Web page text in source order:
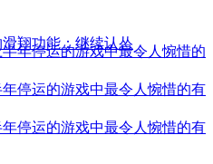
翔功能：继续认怂
停运的游戏中最令人惋惜的有
停运的游戏中最令人惋惜的有